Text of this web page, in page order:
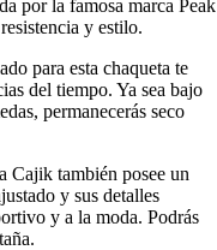
por la famosa marca Peak
y estilo.
para esta chaqueta te
del tiempo. Ya sea bajo
permanecerás seco
Cajik también posee un
y sus detalles
y a la moda. Podrás